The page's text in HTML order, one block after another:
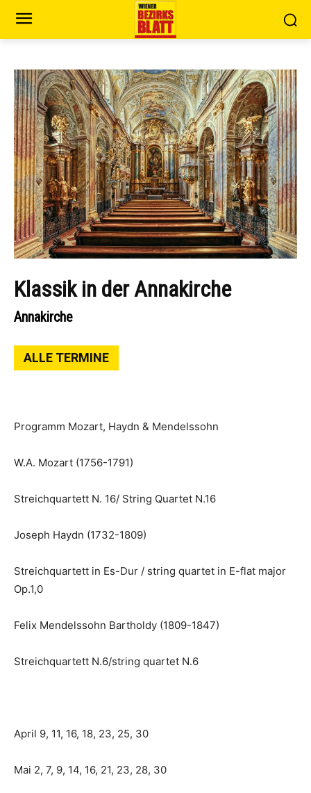
Klassik in der Annakirche
Annakirche
ALLE TERMINE
Programm Mozart, Haydn & Mendelssohn
W.A. Mozart (1756-1791)
Streichquartett N. 16/ String Quartet N.16
Joseph Haydn (1732-1809)
Streichquartett in Es-Dur / string quartet in E-flat major
Op.1,0
Felix Mendelssohn Bartholdy (1809-1847)
Streichquartett N.6/string quartet N.6
April 9, 11, 16, 18, 23, 25, 30
Mai 2, 7, 9, 14, 16, 21, 23, 28, 30